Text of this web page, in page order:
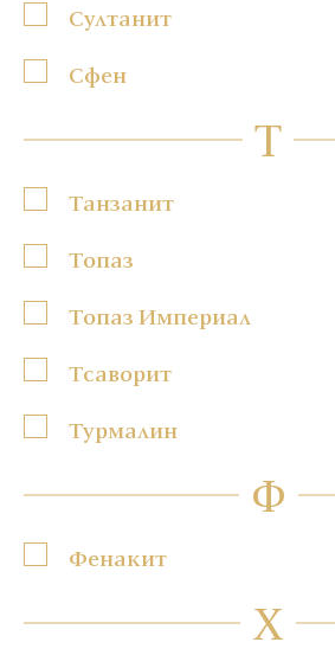
Султанит
Сфен
Т
Танзанит
Топаз
Топаз Империал
Тсаворит
Турмалин
Ф
Фенакит
Х